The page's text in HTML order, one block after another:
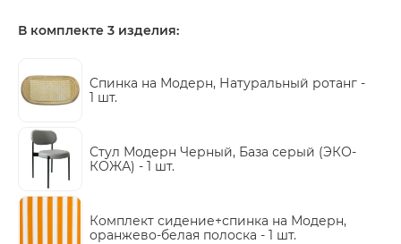
В комплекте 3 изделия:
Cпинка на Модерн, Натуральный ротанг -
1 шт.
Стул Модерн Черный, База серый (ЭКО-
КОЖА) - 1 шт.
Комплект сидение+спинка на Модерн,
оранжево-белая полоска - 1 шт.